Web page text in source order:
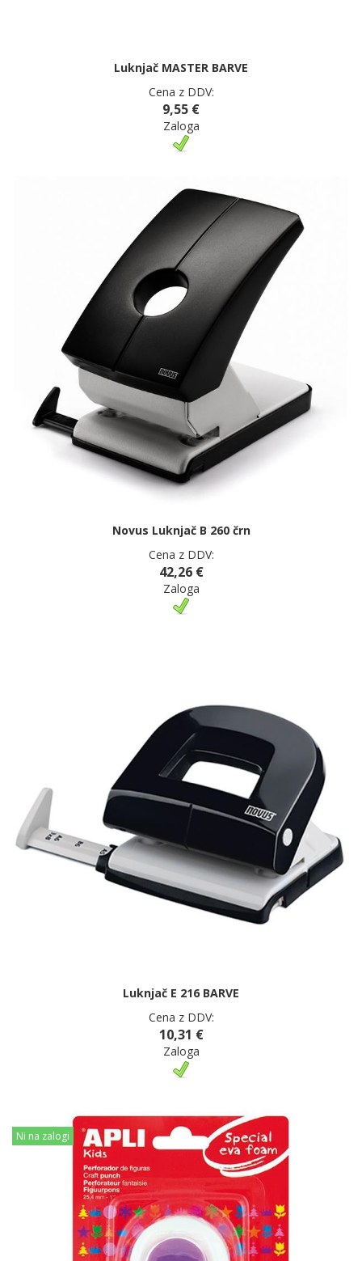
Luknjač MASTER BARVE
Cena z DDV:
9,55 €
Zaloga
Novus Luknjač B 260 črn
Cena z DDV:
42,26 €
Zaloga
Luknjač E 216 BARVE
Cena z DDV:
10,31 €
Zaloga
Ni na zalogi